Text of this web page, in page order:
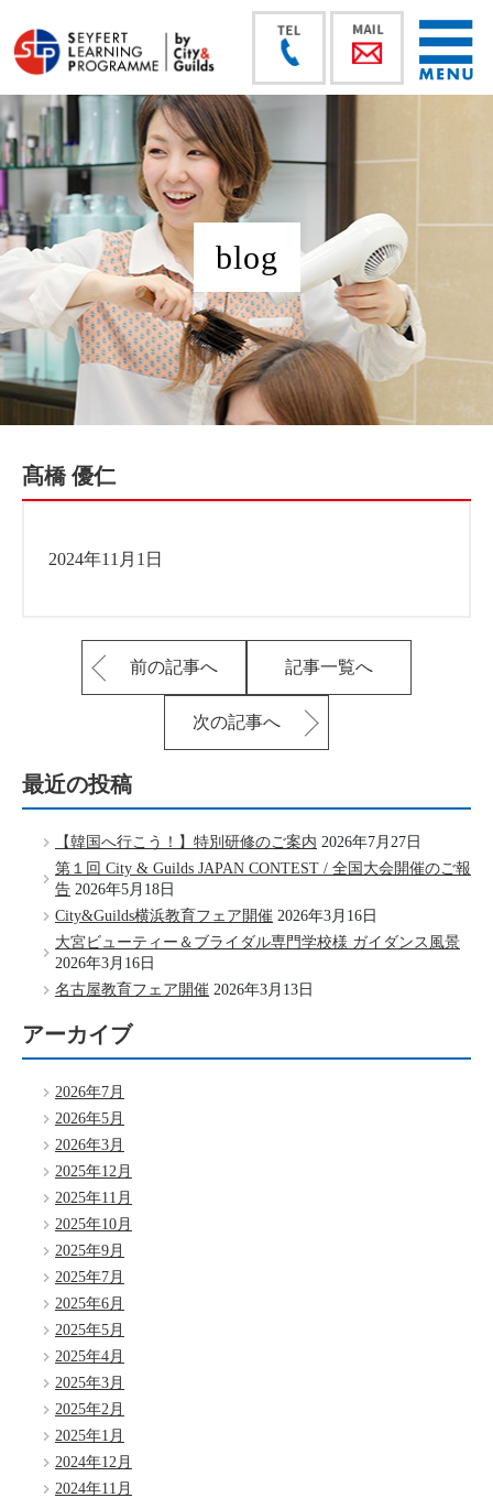
blog
髙橋 優仁
2024年11月1日
前の記事へ 記事一覧へ
次の記事へ
最近の投稿
【韓国へ行こう！】特別研修のご案内 2026年7月27日
第１回 City & Guilds JAPAN CONTEST / 全国大会開催のご報
告 2026年5月18日
City&Guilds横浜教育フェア開催 2026年3月16日
大宮ビューティー＆ブライダル専門学校様 ガイダンス風景
2026年3月16日
名古屋教育フェア開催 2026年3月13日
アーカイブ
2026年7月
2026年5月
2026年3月
2025年12月
2025年11月
2025年10月
2025年9月
2025年7月
2025年6月
2025年5月
2025年4月
2025年3月
2025年2月
2025年1月
2024年12月
2024年11月